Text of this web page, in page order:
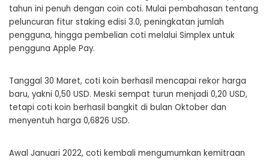
tahun ini penuh dengan coin coti. Mulai pembahasan tentang
peluncuran fitur staking edisi 3.0, peningkatan jumlah
pengguna, hingga pembelian coti melalui Simplex untuk
pengguna Apple Pay.
Tanggal 30 Maret, coti koin berhasil mencapai rekor harga
baru, yakni 0,50 USD. Meski sempat turun menjadi 0,20 USD,
tetapi coti koin berhasil bangkit di bulan Oktober dan
menyentuh harga 0,6826 USD.
Awal Januari 2022, coti kembali mengumumkan kemitraan